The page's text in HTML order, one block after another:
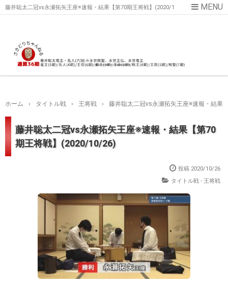
藤井聡太二冠vs永瀬拓矢王座※速報・結果【第70期王将戦】(2020/1
ホーム › タイトル戦 › 王将戦 › 藤井聡太二冠vs永瀬拓矢王座※速報・結果
藤井聡太二冠vs永瀬拓矢王座※速報・結果【第70
期王将戦】(2020/10/26)
投稿 2020/10/26
タイトル戦 - 王将戦